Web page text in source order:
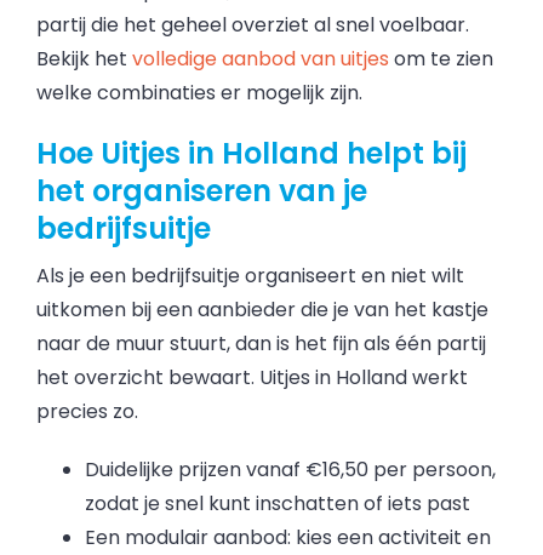
partij die het geheel overziet al snel voelbaar.
Bekijk het volledige aanbod van uitjes om te zien
welke combinaties er mogelijk zijn.
Hoe Uitjes in Holland helpt bij
het organiseren van je
bedrijfsuitje
Als je een bedrijfsuitje organiseert en niet wilt
uitkomen bij een aanbieder die je van het kastje
naar de muur stuurt, dan is het fijn als één partij
het overzicht bewaart. Uitjes in Holland werkt
precies zo.
Duidelijke prijzen vanaf €16,50 per persoon,
zodat je snel kunt inschatten of iets past
Een modulair aanbod: kies een activiteit en